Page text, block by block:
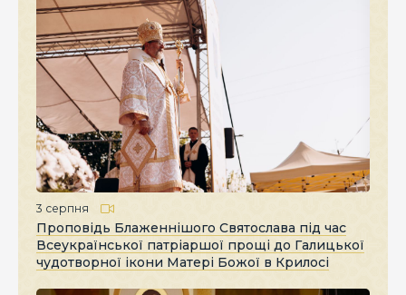
3 серпня
Проповідь Блаженнішого Святослава під час
Всеукраїнської патріаршої прощі до Галицької
чудотворної ікони Матері Божої в Крилосі